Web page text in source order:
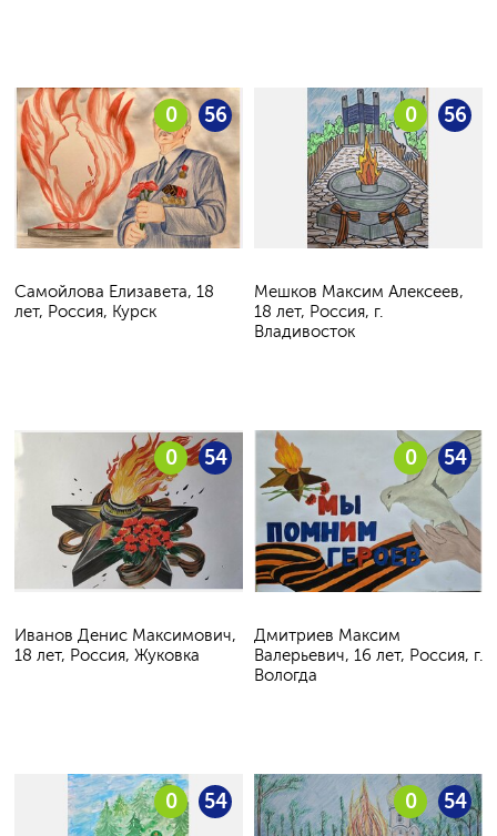
56
0
Самойлова Елизавета, 18
лет, Россия, Курск
56
0
Мешков Максим Алексеев,
18 лет, Россия, г.
Владивосток
54
0
Иванов Денис Максимович,
18 лет, Россия, Жуковка
54
0
Дмитриев Максим
Валерьевич, 16 лет, Россия, г.
Вологда
54
0 54
0